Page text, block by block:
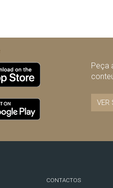
Peça
VER
CONTACTOS